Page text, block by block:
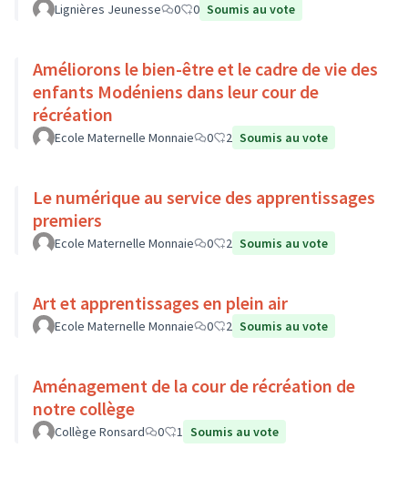
Lignières Jeunesse 0 0 Soumis au vote
Améliorons le bien-être et le cadre de vie des
enfants Modéniens dans leur cour de
récréation
Ecole Maternelle Monnaie 0 2 Soumis au vote
Le numérique au service des apprentissages
premiers
Ecole Maternelle Monnaie 0 2 Soumis au vote
Art et apprentissages en plein air
Ecole Maternelle Monnaie 0 2 Soumis au vote
Aménagement de la cour de récréation de
notre collège
Collège Ronsard 0 1 Soumis au vote